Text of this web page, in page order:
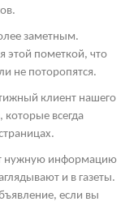
заметным.
этой пометкой, что
не поторопятся.
клиент нашего
всегда
нужную информацию
и в газеты.
если вы